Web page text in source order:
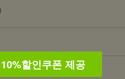
할인쿠폰 제공